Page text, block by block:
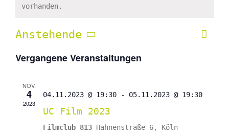
vorhanden.
Liste
Anstehende
wählen.
Vergangene Veranstaltungen
NOV.
4
2023
04.11.2023 @ 19:30 - 05.11.2023 @ 19:30
UC Film 2023
Filmclub 813 Hahnenstraße 6, Köln